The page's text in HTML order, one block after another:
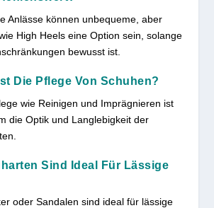
Anlässe können unbequeme, aber
High Heels eine Option sein, solange
bewusst ist.
Die Pflege Von Schuhen?
wie Reinigen und Imprägnieren ist
die Optik und Langlebigkeit der
Sind Ideal Für Lässige
oder Sandalen sind ideal für lässige